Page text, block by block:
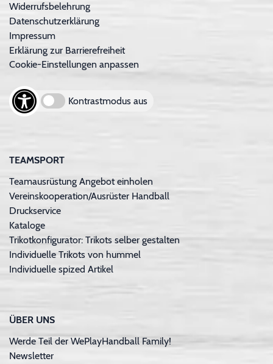
Widerrufsbelehrung
Datenschutzerklärung
Impressum
Erklärung zur Barrierefreiheit
Cookie-Einstellungen anpassen
Kontrastmodus aus
TEAMSPORT
Teamausrüstung Angebot einholen
Vereinskooperation/Ausrüster Handball
Druckservice
Kataloge
Trikotkonfigurator: Trikots selber gestalten
Individuelle Trikots von hummel
Individuelle spized Artikel
ÜBER UNS
Werde Teil der WePlayHandball Family!
Newsletter